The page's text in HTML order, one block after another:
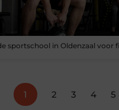
sportschool in Oldenzaal voor
1 2 3 4 5